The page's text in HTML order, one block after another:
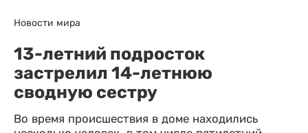
Новости мира
13-летний подросток
застрелил 14-летнюю
сводную сестру
Во время происшествия в доме находились